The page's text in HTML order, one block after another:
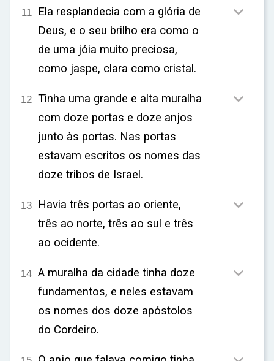
11 Ela resplandecia com a glória de
Deus, e o seu brilho era como o
de uma jóia muito preciosa,
como jaspe, clara como cristal.

12 Tinha uma grande e alta muralha
com doze portas e doze anjos
junto às portas. Nas portas
estavam escritos os nomes das
doze tribos de Israel.

13 Havia três portas ao oriente,
três ao norte, três ao sul e três
ao ocidente.

14 A muralha da cidade tinha doze
fundamentos, e neles estavam
os nomes dos doze apóstolos
do Cordeiro.
